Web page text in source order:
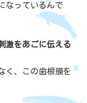
なっているんで
激をあごに伝える
く、この歯根膜を